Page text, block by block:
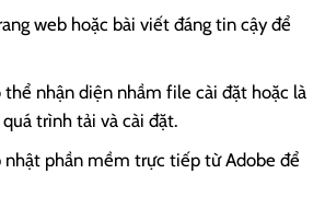
web hoặc bài viết đáng tin cậy để
nhận diện nhầm file cài đặt hoặc là
trình tải và cài đặt.
nhật phần mềm trực tiếp từ Adobe để